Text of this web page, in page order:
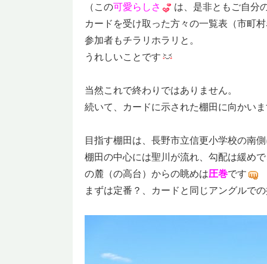
（この可愛らしさ
は、是非ともご自分
カードを受け取った方々の一覧表（市町
参加者もチラリホラリと。
うれしいことです
当然これで終わりではありません。
続いて、カードに示された棚田に向かい
目指す棚田は、長野市立信更小学校の南
棚田の中心には聖川が流れ、勾配は緩め
の麓（の高台）からの眺めは圧巻です
まずは定番？、カードと同じアングルで